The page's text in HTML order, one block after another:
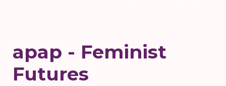
apap - Feminist
Futures